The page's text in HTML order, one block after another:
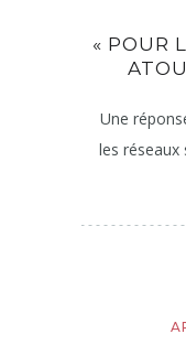
« POUR
Une
les réseaux